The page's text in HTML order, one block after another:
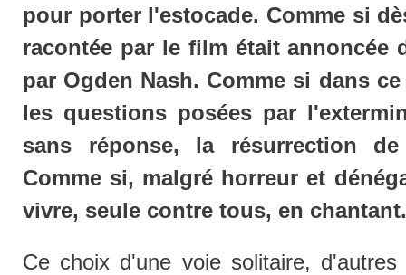
pour porter l'estocade. Comme si
racontée par le film était annoncée
par Ogden Nash. Comme si dans
les questions posées par
sans réponse, la résurrection
Comme si, malgré horreur et
vivre, seule contre tous, en chantant.
Ce choix d'une voie solitaire,